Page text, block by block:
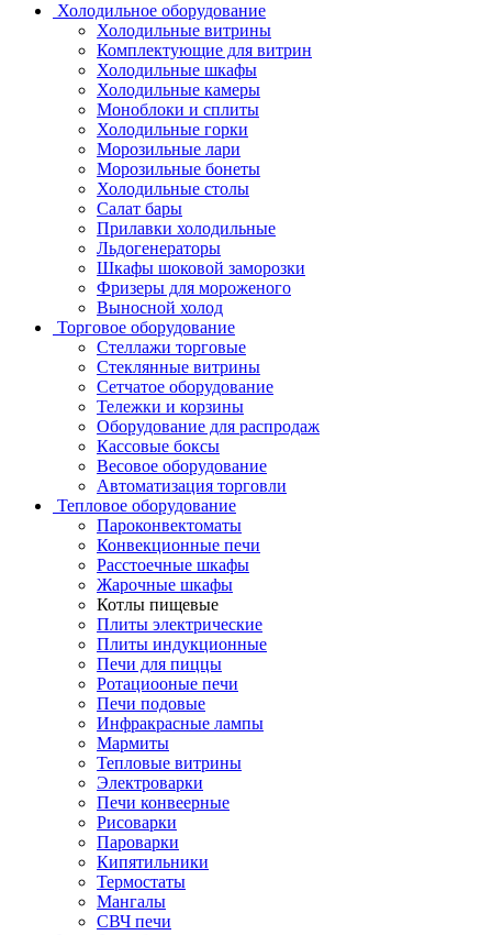
Холодильное оборудование
Холодильные витрины
Комплектующие для витрин
Холодильные шкафы
Холодильные камеры
Моноблоки и сплиты
Холодильные горки
Морозильные лари
Морозильные бонеты
Холодильные столы
Салат бары
Прилавки холодильные
Льдогенераторы
Шкафы шоковой заморозки
Фризеры для мороженого
Выносной холод
Торговое оборудование
Стеллажи торговые
Стеклянные витрины
Сетчатое оборудование
Тележки и корзины
Оборудование для распродаж
Кассовые боксы
Весовое оборудование
Автоматизация торговли
Тепловое оборудование
Пароконвектоматы
Конвекционные печи
Расстоечные шкафы
Жарочные шкафы
Котлы пищевые
Плиты электрические
Плиты индукционные
Печи для пиццы
Ротациооные печи
Печи подовые
Инфракрасные лампы
Мармиты
Тепловые витрины
Электроварки
Печи конвеерные
Рисоварки
Пароварки
Кипятильники
Термостаты
Мангалы
СВЧ печи